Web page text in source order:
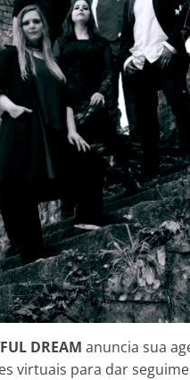
DREAM anuncia sua
virtuais para dar